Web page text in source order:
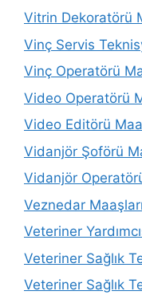
Vitrin Dekoratörü
Vinç Servis
Vinç Operatörü
Video Operatörü
Video Editörü
Vidanjör Şoförü
Vidanjör
Veznedar Maaşları
Veteriner
Veteriner Sağlık
Veteriner Sağlık